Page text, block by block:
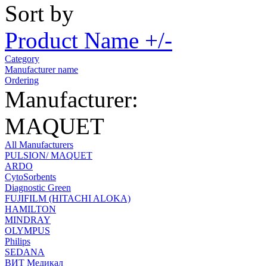
Sort by
Product Name +/-
Category
Manufacturer name
Ordering
Manufacturer:
MAQUET
All Manufacturers
PULSION/ MAQUET
ARDO
CytoSorbents
Diagnostic Green
FUJIFILM (HITACHI ALOKA)
HAMILTON
MINDRAY
OLYMPUS
Philips
SEDANA
ВИТ Медикал